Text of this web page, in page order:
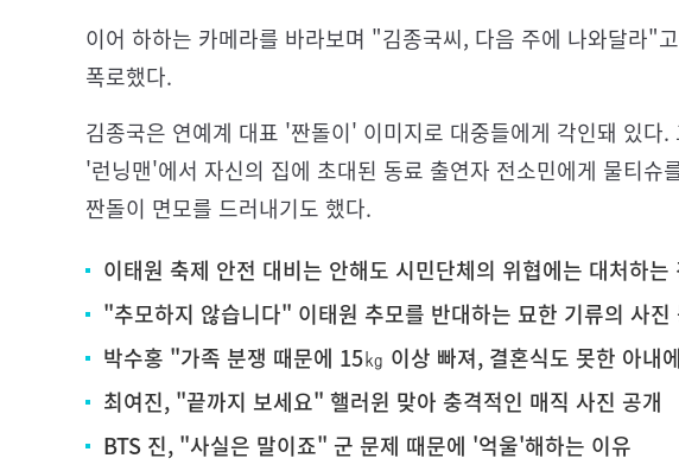
이어 하하는 카메라를 바라보며 "김종국씨, 다음 주에 나와달라"
폭로했다.
김종국은 연예계 대표 '짠돌이' 이미지로 대중들에게 각인돼 있다
'런닝맨'에서 자신의 집에 초대된 동료 출연자 전소민에게 물티슈
짠돌이 면모를 드러내기도 했다.
이태원 축제 안전 대비는 안해도 시민단체의 위협에는 대처하는
"추모하지 않습니다" 이태원 추모를 반대하는 묘한 기류의 사진
박수홍 "가족 분쟁 때문에 15㎏ 이상 빠져, 결혼식도 못한 아내
최여진, "끝까지 보세요" 핼러윈 맞아 충격적인 매직 사진 공개
BTS 진, "사실은 말이죠" 군 문제 때문에 '억울'해하는 이유